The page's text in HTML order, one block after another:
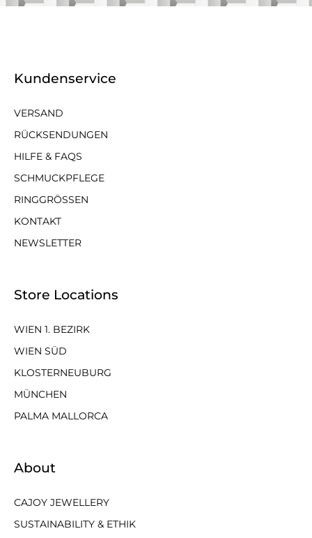
Kundenservice
VERSAND
RÜCKSENDUNGEN
HILFE & FAQS
SCHMUCKPFLEGE
RINGGRÖSSEN
KONTAKT
NEWSLETTER
Store Locations
WIEN 1. BEZIRK
WIEN SÜD
KLOSTERNEUBURG
MÜNCHEN
PALMA MALLORCA
About
CAJOY JEWELLERY
SUSTAINABILITY & ETHIK